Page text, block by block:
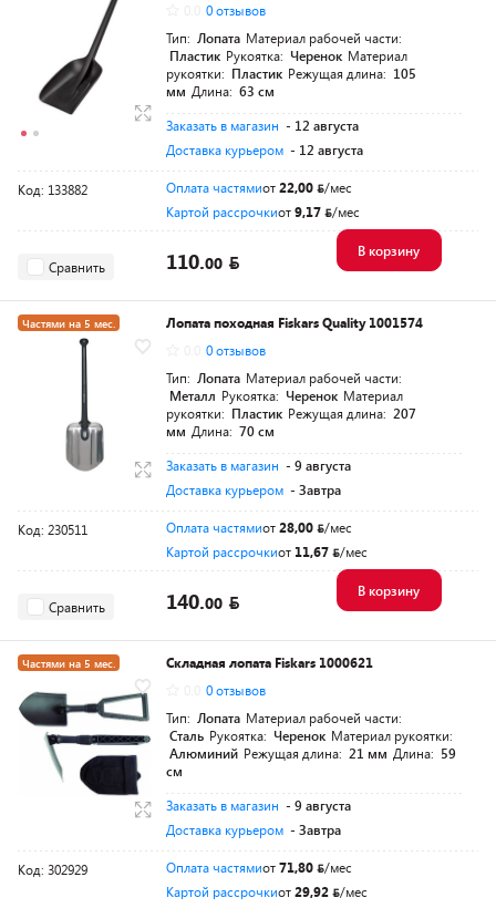
0 отзывов
Тип: Лопата Материал рабочей части:
Пластик Рукоятка: Черенок Материал
рукоятки: Пластик Режущая длина: 105
мм Длина: 63 см
Заказать в магазин - 12 августа
Доставка курьером - 12 августа
Код: 133882 Оплата частямиот22,00
/мес
Картой рассрочкиот9,17 /мес
Сравнить 110.00
В корзину
Частями на 5 мес.
Разумная цена
Лопата походная Fiskars Quality 1001574
0 отзывов
Тип: Лопата Материал рабочей части:
Металл Рукоятка: Черенок Материал
рукоятки: Пластик Режущая длина: 207
мм Длина: 70 см
Заказать в магазин - 9 августа
Доставка курьером - Завтра
Код: 230511 Оплата частямиот28,00
/мес
Картой рассрочкиот 11,67 /мес
Сравнить 140.00
В корзину
Частями на 5 мес.
Разумная цена
Складная лопата Fiskars 1000621
0 отзывов
Тип: Лопата Материал рабочей части:
Сталь Рукоятка: Черенок Материал рукоятки:
Алюминий Режущая длина: 21 мм Длина: 59
см
Заказать в магазин - 9 августа
Доставка курьером - Завтра
Код: 302929 Оплата частямиот71,80
/мес
Картой рассрочкиот29,92 /мес